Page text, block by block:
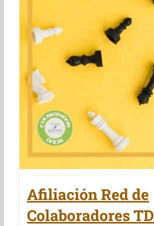
Afiliación Red de
Colaboradores